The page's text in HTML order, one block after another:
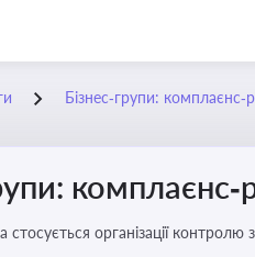
Бізнес‑групи:
стосується організації